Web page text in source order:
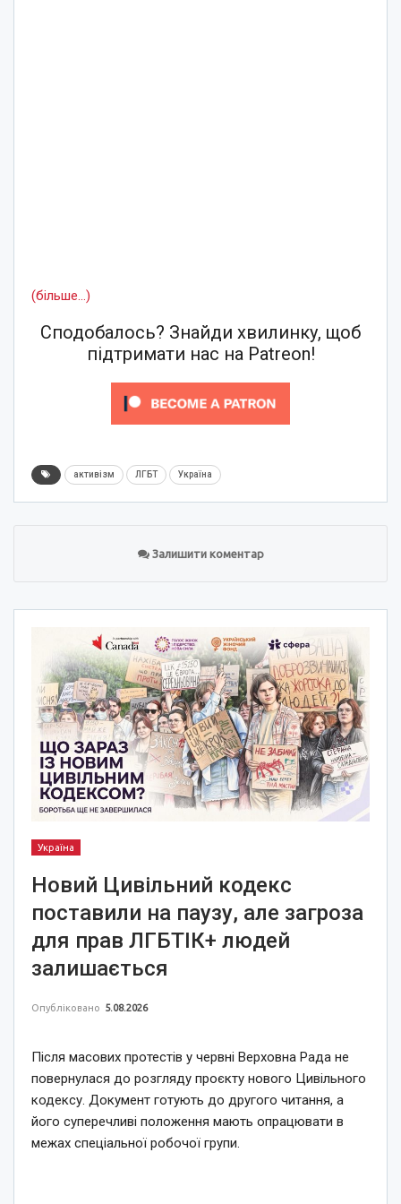
(більше…)
Сподобалось? Знайди хвилинку, щоб
підтримати нас на Patreon!
активізм ЛГБТ Україна
Залишити коментар
Україна
Новий Цивільний кодекс
поставили на паузу, але загроза
для прав ЛГБТІК+ людей
залишається
Опубліковано 5.08.2026
Після масових протестів у червні Верховна Рада не
повернулася до розгляду проєкту нового Цивільного
кодексу. Документ готують до другого читання, а
його суперечливі положення мають опрацювати в
межах спеціальної робочої групи.